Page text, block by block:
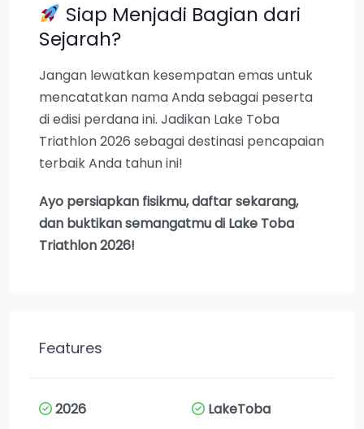
Siap Menjadi Bagian dari
Sejarah?
Jangan lewatkan kesempatan emas untuk
mencatatkan nama Anda sebagai peserta
di edisi perdana ini. Jadikan Lake Toba
Triathlon 2026 sebagai destinasi pencapaian
terbaik Anda tahun ini!
Ayo persiapkan fisikmu, daftar sekarang,
dan buktikan semangatmu di Lake Toba
Triathlon 2026!
Features
2026
LakeToba